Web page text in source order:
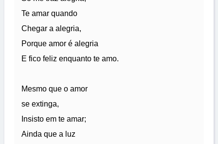
Te amar quando
Chegar a alegria,
Porque amor é alegria
E fico feliz enquanto te amo.
Mesmo que o amor
se extinga,
Insisto em te amar;
Ainda que a luz